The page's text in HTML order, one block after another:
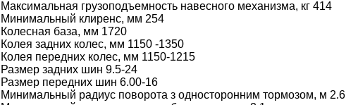
Максимальная грузоподъемность навесного механизма, кг 414
Минимальный клиренс, мм 254
Колесная база, мм 1720
Колея задних колес, мм 1150 -1350
Колея передних колес, мм 1150-1215
Размер задних шин 9.5-24
Размер передних шин 6.00-16
Минимальный радиус поворота з односторонним тормозом, м 2.6